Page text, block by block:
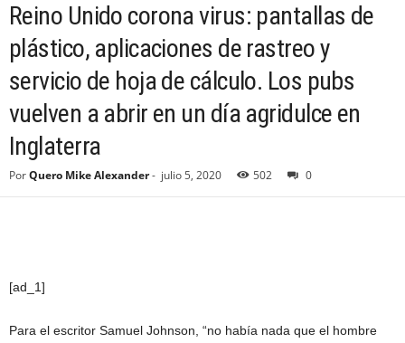
Reino Unido corona virus: pantallas de
plástico, aplicaciones de rastreo y
servicio de hoja de cálculo. Los pubs
vuelven a abrir en un día agridulce en
Inglaterra
PorQuero Mike Alexander- julio 5, 2020 502 0
[ad_1]
Para el escritor Samuel Johnson, “no había nada que el hombre